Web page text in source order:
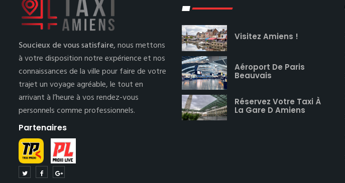
Soucieux de vous satisfaire,nous mettons
à votre disposition notre expérience et nos
connaissances de la ville pour faire de votre
trajet un voyage agréable, le tout en
arrivant à l’heure à vos rendez-vous
personnels comme professionnels.
Partenaires
Visitez Amiens !
Aéroport De Paris
Beauvais
Réservez Votre Taxi À
La Gare D Amiens